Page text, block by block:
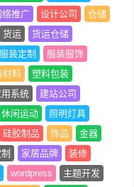
络推广 设计公司
仓储
货运
货运仓储
服装定制
服装服饰
材料
塑料包装
用系统
建站公司
休闲运动
照明灯具
硅胶制品 饰品
金器
家居品牌
装修
wordpress
主题开发